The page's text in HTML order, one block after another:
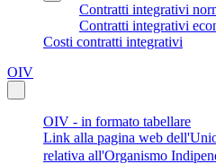
Contratti integrativi
Contratti integrativi
Costi contratti integrativi
OIV
OIV - in formato tabellare
Link alla pagina web
relativa all'Organismo